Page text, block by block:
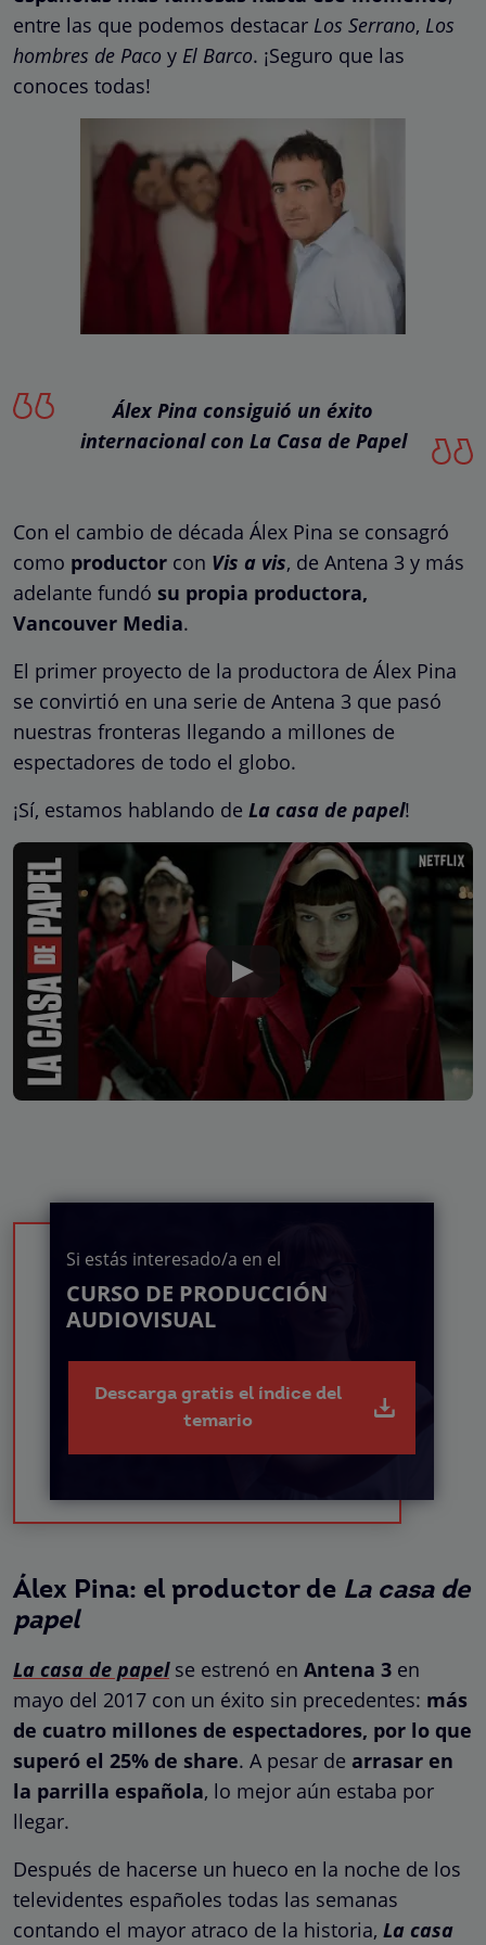
entre las que podemos destacar Los Serrano, Los
hombres de Paco y El Barco. ¡Seguro que las
conoces todas!
Álex Pina consiguió un éxito
internacional con La Casa de Papel
Con el cambio de década Álex Pina se consagró
como productor con Vis a vis, de Antena 3 y más
adelante fundó su propia productora,
Vancouver Media.
El primer proyecto de la productora de Álex Pina
se convirtió en una serie de Antena 3 que pasó
nuestras fronteras llegando a millones de
espectadores de todo el globo.
¡Sí, estamos hablando de La casa de papel!
Si estás interesado/a en el
CURSO DE PRODUCCIÓN
AUDIOVISUAL
Descarga gratis el índice del
temario
Álex Pina: el productor de La casa de
papel
La casa de papelse estrenó en Antena 3 en
mayo del 2017 con un éxito sin precedentes: más
de cuatro millones de espectadores, por lo que
superó el 25% de share. A pesar de arrasar en
la parrilla española, lo mejor aún estaba por
llegar.
Después de hacerse un hueco en la noche de los
televidentes españoles todas las semanas
contando el mayor atraco de la historia, La casa